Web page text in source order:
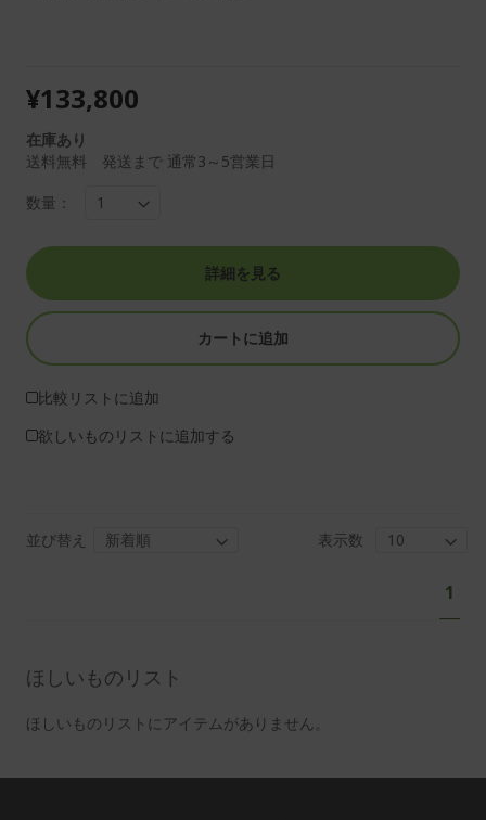
¥133,800
在庫あり
送料無料 発送まで 通常3～5営業日
数量：
詳細を見る
カートに追加
比較リストに追加
欲しいものリストに追加する
並び替え
表示数
ジ
あ
な
ー
1
ほしいものリスト
ほしいものリストにアイテムがありません。